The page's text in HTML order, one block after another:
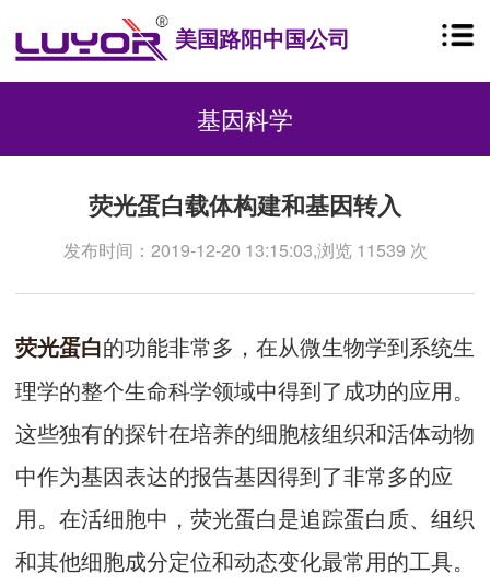
美国路阳中国公司
基因科学
荧光蛋白载体构建和基因转入
发布时间：2019-12-20 13:15:03,浏览 11539 次
荧光蛋白的功能非常多，在从微生物学到系统生
理学的整个生命科学领域中得到了成功的应用。
这些独有的探针在培养的细胞核组织和活体动物
中作为基因表达的报告基因得到了非常多的应
用。在活细胞中，荧光蛋白是追踪蛋白质、组织
和其他细胞成分定位和动态变化最常用的工具。